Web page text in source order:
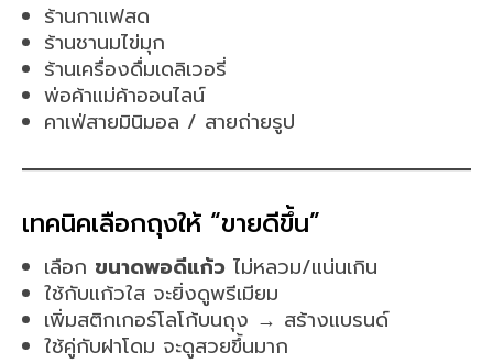
ร้านกาแฟสด
ร้านชานมไข่มุก
ร้านเครื่องดื่มเดลิเวอรี่
พ่อค้าแม่ค้าออนไลน์
คาเฟ่สายมินิมอล / สายถ่ายรูป
เทคนิคเลือกถุงให้ “ขายดีขึ้น”
เลือก ขนาดพอดีแก้ว ไม่หลวม/แน่นเกิน
ใช้กับแก้วใส จะยิ่งดูพรีเมียม
เพิ่มสติกเกอร์โลโก้บนถุง → สร้างแบรนด์
ใช้คู่กับฝาโดม จะดูสวยขึ้นมาก